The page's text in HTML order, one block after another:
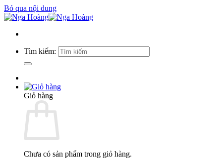
Bỏ qua nội dung
Tìm kiếm:
Giỏ hàng
Chưa có sản phẩm trong giỏ hàng.